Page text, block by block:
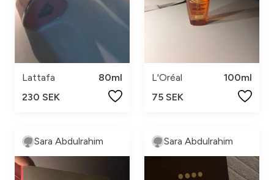
Lattafa
80ml
230 SEK
L'Oréal
100ml
75 SEK
Sara Abdulrahim Sara Abdulrahim